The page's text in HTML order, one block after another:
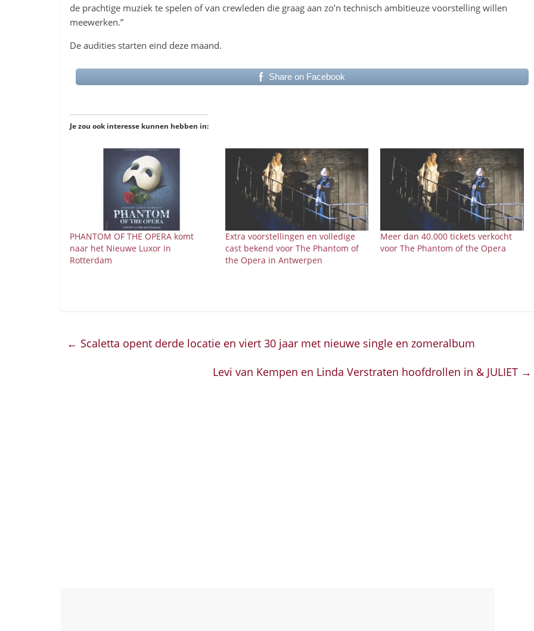
de prachtige muziek te spelen of van crewleden die graag aan zo’n technisch ambitieuze voorstelling willen
meewerken.”
De audities starten eind deze maand.
Share on Facebook
Je zou ook interesse kunnen hebben in:
PHANTOM OF THE OPERA komt
naar het Nieuwe Luxor in
Rotterdam
Extra voorstellingen en volledige
cast bekend voor The Phantom of
the Opera in Antwerpen
Meer dan 40.000 tickets verkocht
voor The Phantom of the Opera
← Scaletta opent derde locatie en viert 30 jaar met nieuwe single en zomeralbum
Levi van Kempen en Linda Verstraten hoofdrollen in & JULIET →